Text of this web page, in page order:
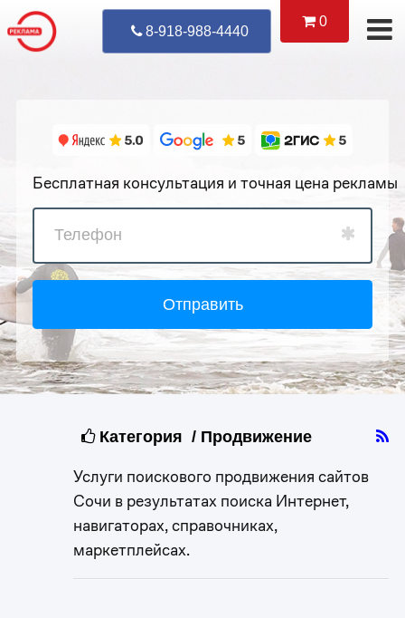
0
8-918-988-4440 Уже
Бесплатная консультация и точная цена рекламы
Отправить
Категория / Продвижение
Услуги поискового продвижения сайтов
Сочи в результатах поиска Интернет,
навигаторах, справочниках,
маркетплейсах.